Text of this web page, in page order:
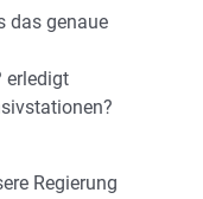
das genaue
erledigt
Regierung